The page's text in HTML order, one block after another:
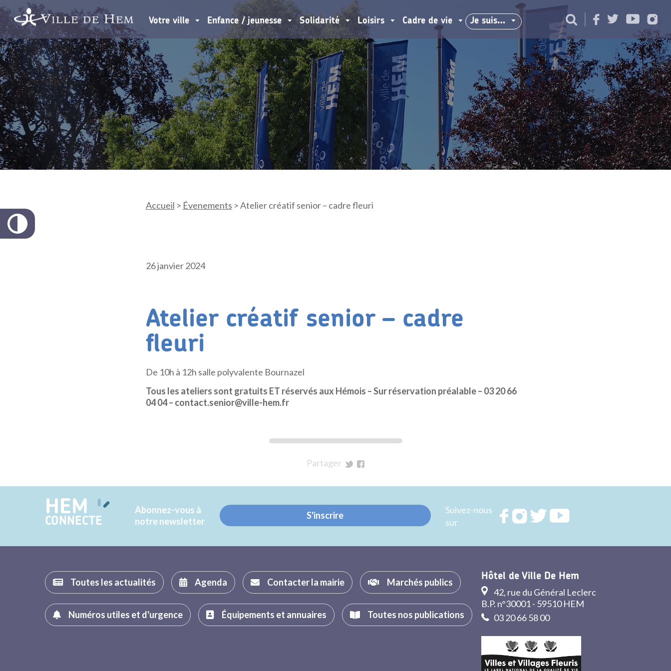
Votre ville Enfance / jeunesse Solidarité Loisirs Cadre de vie Je suis…
Accueil > Évenements >Atelier créatif senior – cadre fleuri
26 janvier 2024
Atelier créatif senior – cadre
fleuri
De 10h à 12h salle polyvalente Bournazel
Tous les ateliers sont gratuits ET réservés aux Hémois – Sur réservation préalable – 03 20 66
04 04 – contact.senior@ville-hem.fr
Partager
Twitter
Facebook
HEM
CONNECTE
Abonnez-vous à
notre newsletter
S'inscrire
Suivez-nous
sur
RejoignezRejoignezRejoignez
Toutes les actualités Agenda Contacter la mairie Marchés publics
Numéros utiles et d'urgence Équipements et annuaires Toutes nos publications
Hôtel de Ville De Hem
42, rue du Général Leclerc
B.P. n°30001 - 59510 HEM
03 20 66 58 00